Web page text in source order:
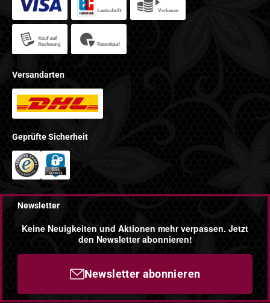
Versandarten
Geprüfte Sicherheit
Newsletter
Keine Neuigkeiten und Aktionen mehr verpassen. Jetzt
den Newsletter abonnieren!
Newsletter abonnieren